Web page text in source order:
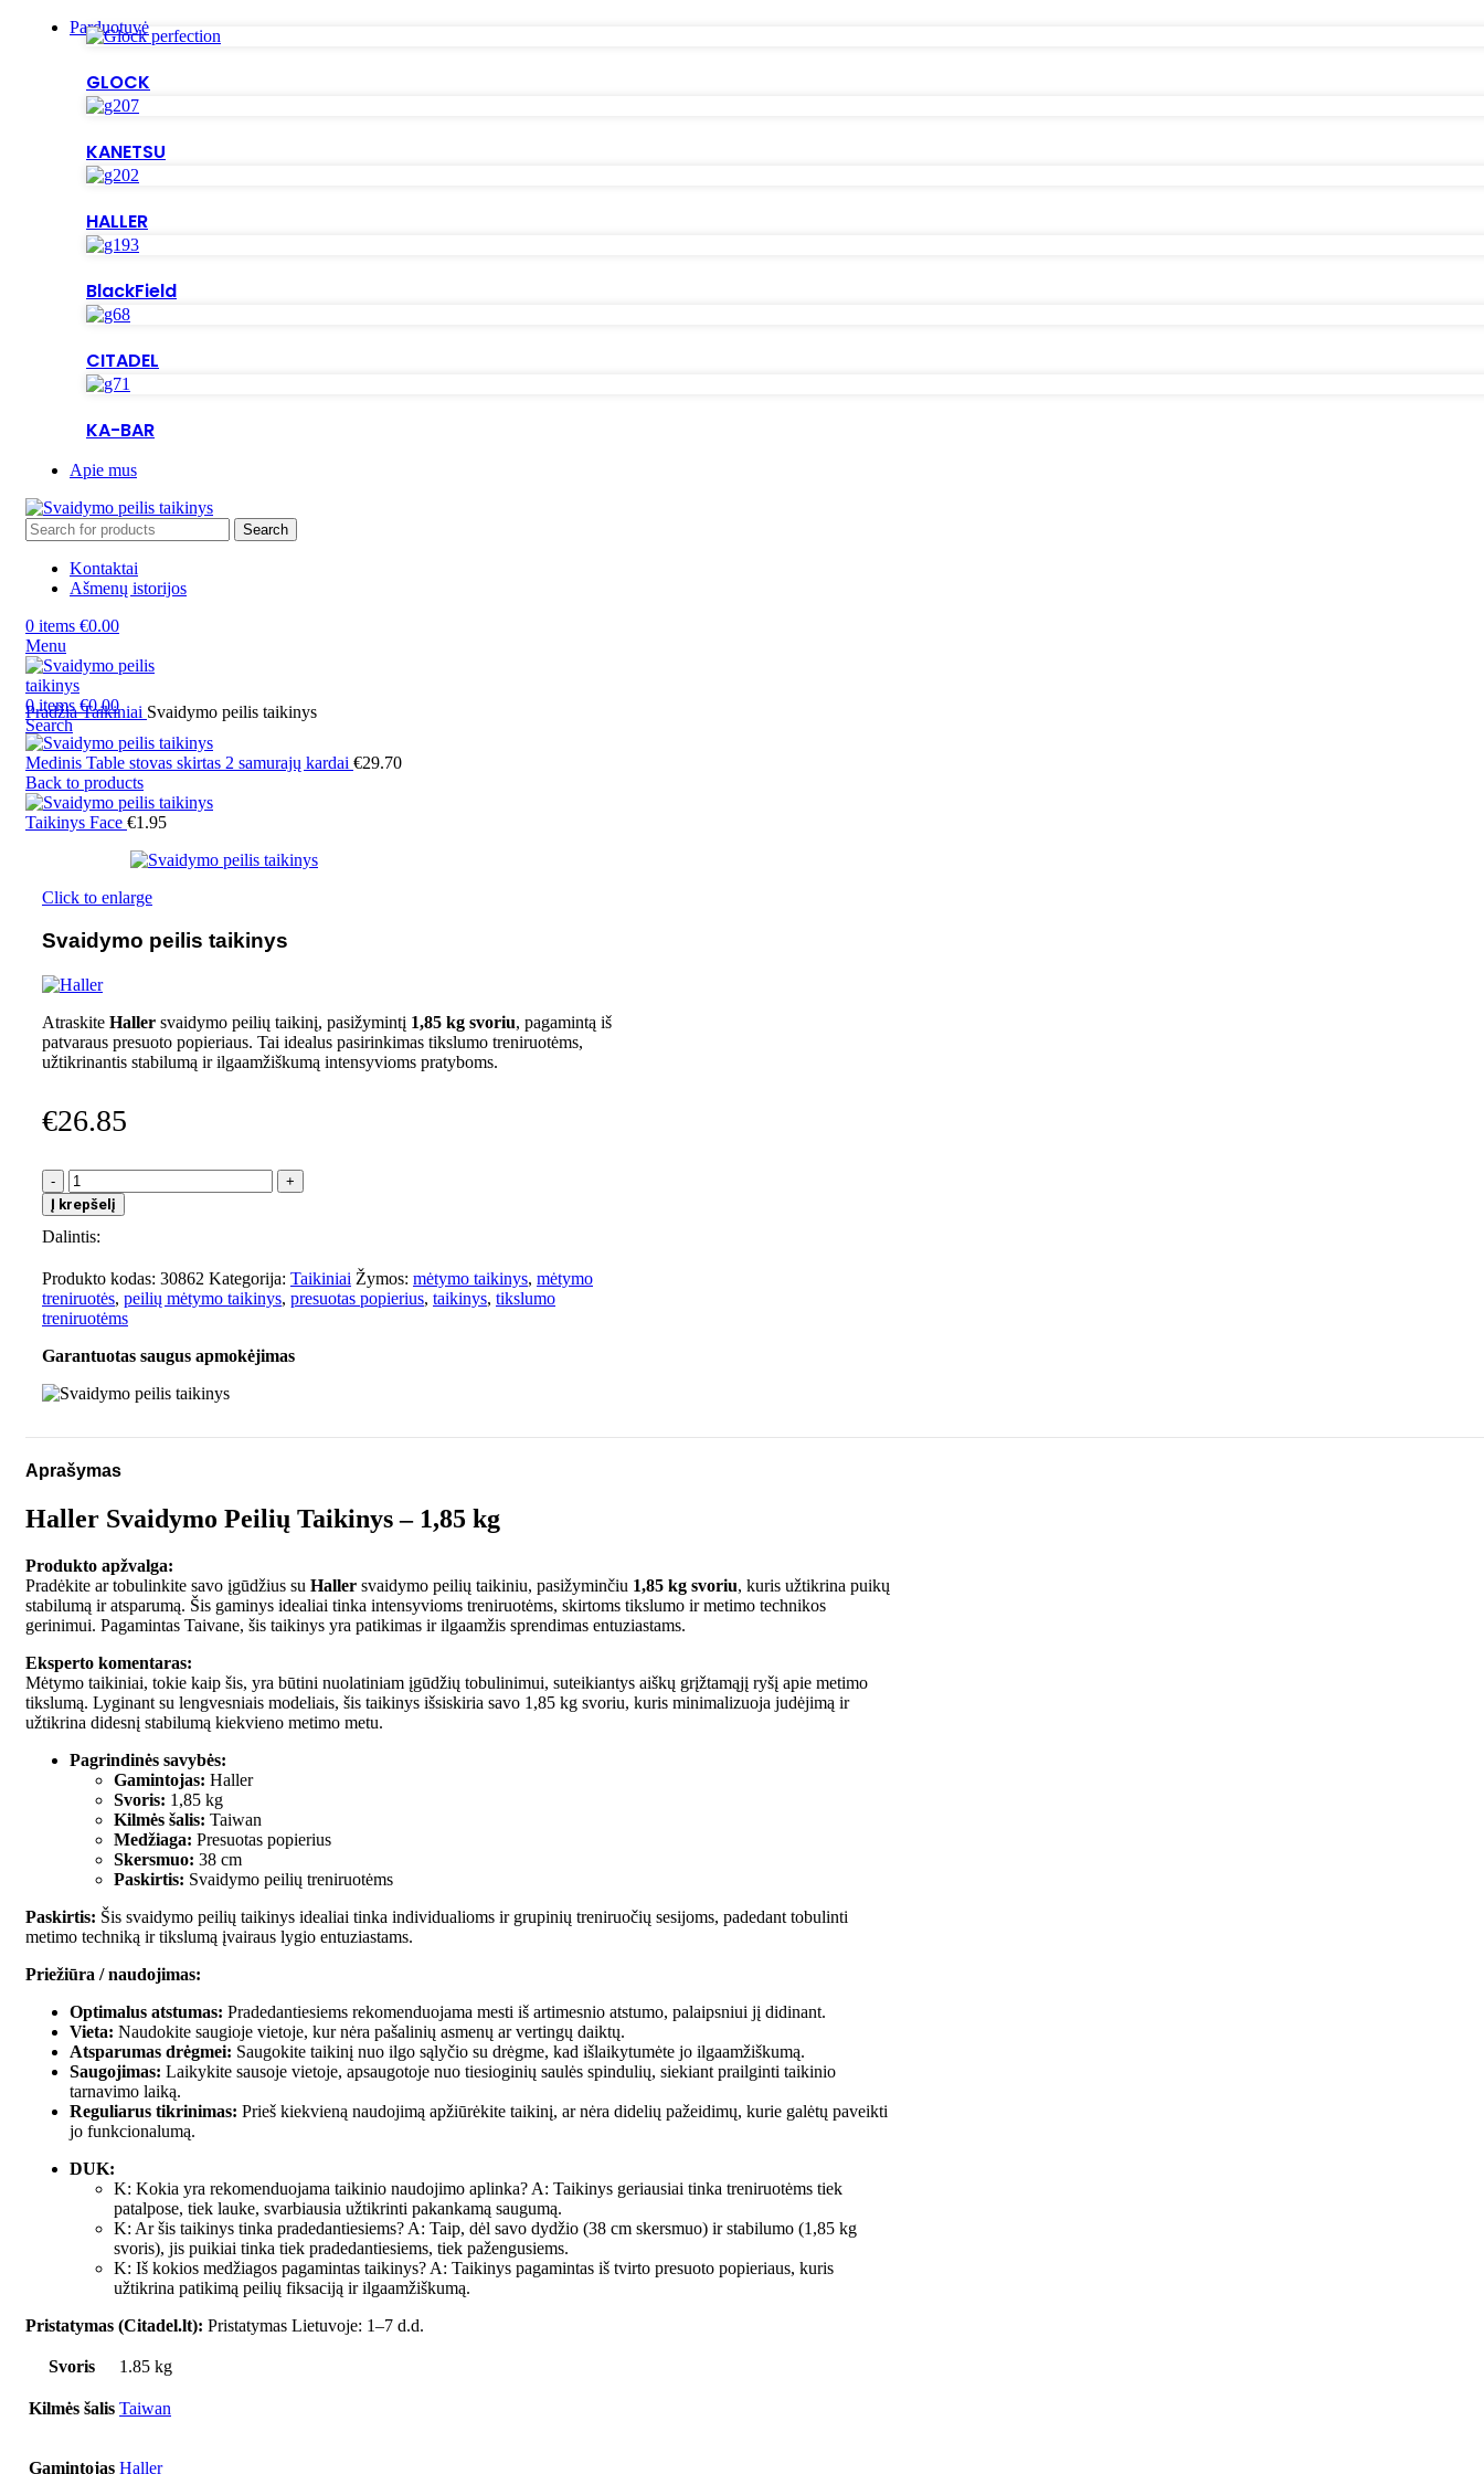
Parduotuvė
GLOCK
KANETSU
HALLER
BlackField
CITADEL
KA-BAR
Apie mus
Search
Kontaktai
Ašmenų istorijos
0 items €0.00
Menu
0items €0.00
Search
PradžiaTaikiniai Svaidymo peilis taikinys
Medinis Table stovas skirtas 2 samurajų kardai €29.70
Back to products
Taikinys Face €1.95
Click to enlarge
Svaidymo peilis taikinys
Atraskite Haller svaidymo peilių taikinį, pasižymintį 1,85 kg svoriu, pagamintą iš
patvaraus presuoto popieriaus. Tai idealus pasirinkimas tikslumo treniruotėms,
užtikrinantis stabilumą ir ilgaamžiškumą intensyvioms pratyboms.
€26.85
produkto
kiekis:
Svaidymo
peilis
Į krepšelį
Dalintis:
Produkto kodas: 30862 Kategorija: Taikiniai Žymos: mėtymo taikinys, mėtymo
treniruotės, peilių mėtymo taikinys, presuotas popierius, taikinys, tikslumo
treniruotėms
Garantuotas saugus apmokėjimas
Aprašymas
Haller Svaidymo Peilių Taikinys – 1,85 kg
Produkto apžvalga:
Pradėkite ar tobulinkite savo įgūdžius su Haller svaidymo peilių taikiniu, pasižyminčiu 1,85 kg svoriu, kuris užtikrina puikų
stabilumą ir atsparumą. Šis gaminys idealiai tinka intensyvioms treniruotėms, skirtoms tikslumo ir metimo technikos
gerinimui. Pagamintas Taivane, šis taikinys yra patikimas ir ilgaamžis sprendimas entuziastams.
Eksperto komentaras:
Mėtymo taikiniai, tokie kaip šis, yra būtini nuolatiniam įgūdžių tobulinimui, suteikiantys aiškų grįžtamąjį ryšį apie metimo
tikslumą. Lyginant su lengvesniais modeliais, šis taikinys išsiskiria savo 1,85 kg svoriu, kuris minimalizuoja judėjimą ir
užtikrina didesnį stabilumą kiekvieno metimo metu.
Pagrindinės savybės:
Gamintojas: Haller
Svoris: 1,85 kg
Kilmės šalis: Taiwan
Medžiaga: Presuotas popierius
Skersmuo: 38 cm
Paskirtis: Svaidymo peilių treniruotėms
Paskirtis: Šis svaidymo peilių taikinys idealiai tinka individualioms ir grupinių treniruočių sesijoms, padedant tobulinti
metimo techniką ir tikslumą įvairaus lygio entuziastams.
Priežiūra / naudojimas:
Optimalus atstumas: Pradedantiesiems rekomenduojama mesti iš artimesnio atstumo, palaipsniui jį didinant.
Vieta: Naudokite saugioje vietoje, kur nėra pašalinių asmenų ar vertingų daiktų.
Atsparumas drėgmei: Saugokite taikinį nuo ilgo sąlyčio su drėgme, kad išlaikytumėte jo ilgaamžiškumą.
Saugojimas: Laikykite sausoje vietoje, apsaugotoje nuo tiesioginių saulės spindulių, siekiant prailginti taikinio
tarnavimo laiką.
Reguliarus tikrinimas: Prieš kiekvieną naudojimą apžiūrėkite taikinį, ar nėra didelių pažeidimų, kurie galėtų paveikti
jo funkcionalumą.
DUK:
K: Kokia yra rekomenduojama taikinio naudojimo aplinka? A: Taikinys geriausiai tinka treniruotėms tiek
patalpose, tiek lauke, svarbiausia užtikrinti pakankamą saugumą.
K: Ar šis taikinys tinka pradedantiesiems? A: Taip, dėl savo dydžio (38 cm skersmuo) ir stabilumo (1,85 kg
svoris), jis puikiai tinka tiek pradedantiesiems, tiek pažengusiems.
K: Iš kokios medžiagos pagamintas taikinys? A: Taikinys pagamintas iš tvirto presuoto popieriaus, kuris
užtikrina patikimą peilių fiksaciją ir ilgaamžiškumą.
Pristatymas (Citadel.lt): Pristatymas Lietuvoje: 1–7 d.d.
Svoris 1.85 kg
Kilmės šalis Taiwan
Gamintojas Haller